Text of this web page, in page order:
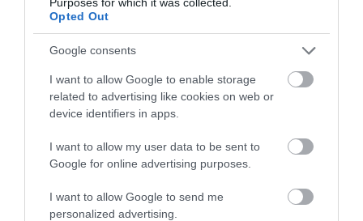
Opted Out
Google consents
I want to allow Google to enable storage
related to advertising like cookies on web or
device identifiers in apps.
I want to allow my user data to be sent to
Google for online advertising purposes.
I want to allow Google to send me
personalized advertising.
Ne maradjon le a legfrissebb hírekről, kövessen
bennünket az EGRI ÜGYEK Google Hírek oldalán!
VISSZA A FŐOLDALRA